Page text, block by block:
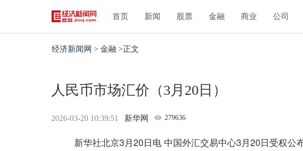
首页 新闻 股票 金融 商业 公司
经济新闻网 > 金融 >正文
人民币市场汇价（3月20日）
2026-03-20 10:39:51 新华网 279636
新华社北京3月20日电 中国外汇交易中心3月20日受权公